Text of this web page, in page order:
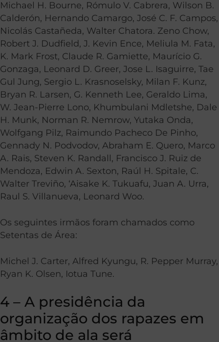
Michael H. Bourne, Rómulo V. Cabrera, Wilson B.
Calderón, Hernando Camargo, José C. F. Campos,
Nicolás Castañeda, Walter Chatora. Zeno Chow,
Robert J. Dudfield, J. Kevin Ence, Meliula M. Fata,
K. Mark Frost, Claude R. Gamiette, Maurício G.
Gonzaga, Leonard D. Greer, Jose L. Isaguirre, Tae
Gul Jung, Sergio L. Krasnoselsky, Milan F. Kunz,
Bryan R. Larsen, G. Kenneth Lee, Geraldo Lima,
W. Jean-Pierre Lono, Khumbulani Mdletshe, Dale
H. Munk, Norman R. Nemrow, Yutaka Onda,
Wolfgang Pilz, Raimundo Pacheco De Pinho,
Gennady N. Podvodov, Abraham E. Quero, Marco
A. Rais, Steven K. Randall, Francisco J. Ruiz de
Mendoza, Edwin A. Sexton, Raúl H. Spitale, C.
Walter Treviño, ‘Aisake K. Tukuafu, Juan A. Urra,
Raul S. Villanueva, Leonard Woo.
Os seguintes irmãos foram chamados como
Setentas de Área:
Michel J. Carter, Alfred Kyungu, R. Pepper Murray,
Ryan K. Olsen, Iotua Tune.
4 – A presidência da
organização dos rapazes em
âmbito de ala será